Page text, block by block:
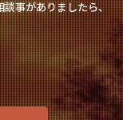
談事がありましたら、